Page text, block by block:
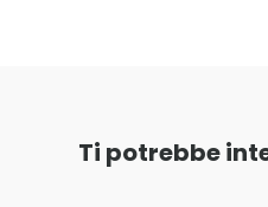
Ti potrebbe